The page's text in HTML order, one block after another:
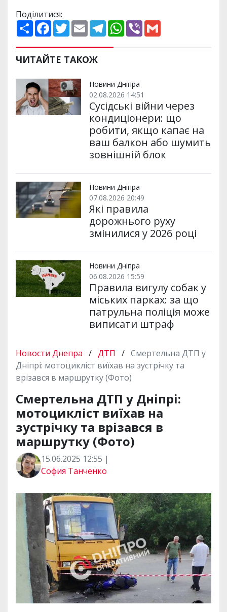
Поділитися:
П
о
ш
и
р
и
и
F
a
c
e
b
o
k
T
w
t
t
e
E
m
a
i
l
T
e
e
m
W
h
a
p
V
b
ЧИТАЙТЕ ТАКОЖ
Новини Дніпра
02.08.2026 14:51
Сусідські війни через
кондиціонери: що
робити, якщо капає на
ваш балкон або шумить
зовнішній блок
Новини Дніпра
07.08.2026 20:49
Які правила
дорожнього руху
змінилися у 2026 році
Новини Дніпра
06.08.2026 15:59
Правила вигулу собак у
міських парках: за що
патрульна поліція може
виписати штраф
Новости Днепра / ДТП / Смертельна ДТП у
Дніпрі: мотоцикліст виїхав на зустрічку та
врізався в маршрутку (Фото)
Смертельна ДТП у Дніпрі:
мотоцикліст виїхав на
зустрічку та врізався в
маршрутку (Фото)
15.06.2025 12:55 |
София Танченко